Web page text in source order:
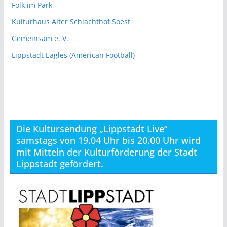
Folk im Park
Kulturhaus Alter Schlachthof Soest
Gemeinsam e. V.
Lippstadt Eagles (American Football)
Die Kultursendung „Lippstadt Live“
samstags von 19.04 Uhr bis 20.00 Uhr wird
mit Mitteln der Kulturförderung der Stadt
Lippstadt gefördert.